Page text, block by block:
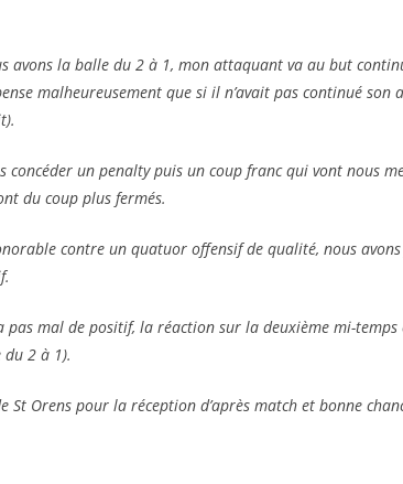
avons la balle du 2 à 1, mon attaquant va au but
malheureusement que si il n’avait pas continué
concéder un penalty puis un coup franc qui vont nous
du coup plus fermés.
contre un quatuor offensif de qualité, nous
pas mal de positif, la réaction sur la deuxième mi-
du 2 à 1).
St Orens pour la réception d’après match et bonne